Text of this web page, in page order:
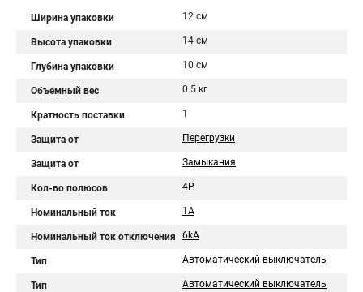
Ширина упаковки 12 см
Высота упаковки 14 см
Глубина упаковки 10 см
Объемный вес 0.5 кг
Кратность поставки 1
Защита от Перегрузки
Защита от Замыкания
Кол-во полюсов 4P
Номинальный ток 1A
Номинальный ток отключения 6kA
Тип Автоматический выключатель
Тип Автоматический выключатель